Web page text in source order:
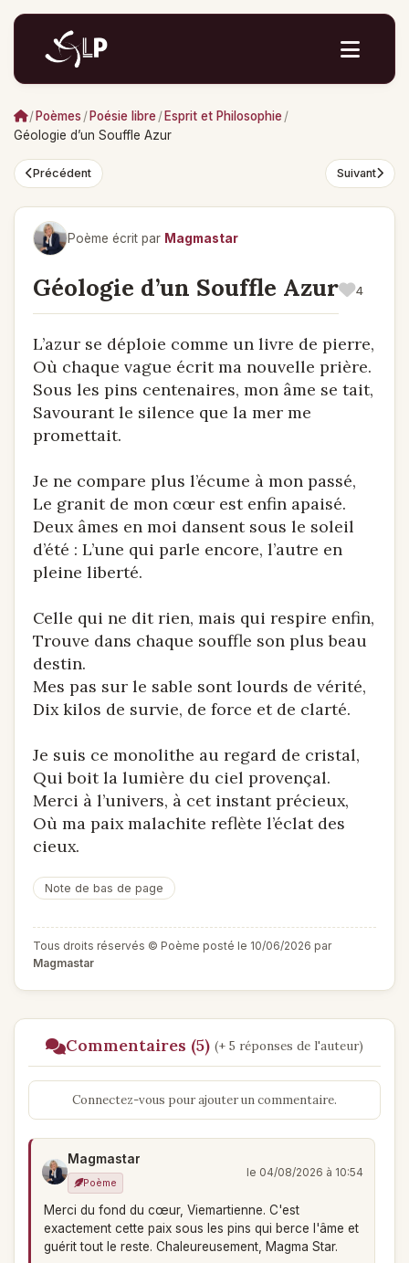
/ Poèmes / Poésie libre/ Esprit et Philosophie/
Géologie d’un Souffle Azur
Précédent Suivant
Poème écrit par Magmastar
Géologie d’un Souffle Azur 4
L’azur se déploie comme un livre de pierre,
Où chaque vague écrit ma nouvelle prière.
Sous les pins centenaires, mon âme se tait,
Savourant le silence que la mer me
promettait.
Je ne compare plus l’écume à mon passé,
Le granit de mon cœur est enfin apaisé.
Deux âmes en moi dansent sous le soleil
d’été : L’une qui parle encore, l’autre en
pleine liberté.
Celle qui ne dit rien, mais qui respire enfin,
Trouve dans chaque souffle son plus beau
destin.
Mes pas sur le sable sont lourds de vérité,
Dix kilos de survie, de force et de clarté.
Je suis ce monolithe au regard de cristal,
Qui boit la lumière du ciel provençal.
Merci à l’univers, à cet instant précieux,
Où ma paix malachite reflète l’éclat des
cieux.
Note de bas de page
Tous droits réservés © Poème posté le 10/06/2026 par
Magmastar
Commentaires (5) (+ 5 réponses de l'auteur)
Connectez-vous pour ajouter un commentaire.
Magmastar
Poème
le 04/08/2026 à 10:54
Merci du fond du cœur, Viemartienne. C'est
exactement cette paix sous les pins qui berce l'âme et
guérit tout le reste. Chaleureusement, Magma Star.